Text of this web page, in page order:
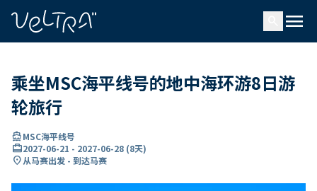
menu
乘坐MSC海平线号的地中海环游8日游
轮旅行
directions_boatMSC海平线号
card_travel2027-06-21 - 2027-06-28 (8天)
location_on从马赛出发 - 到达马赛